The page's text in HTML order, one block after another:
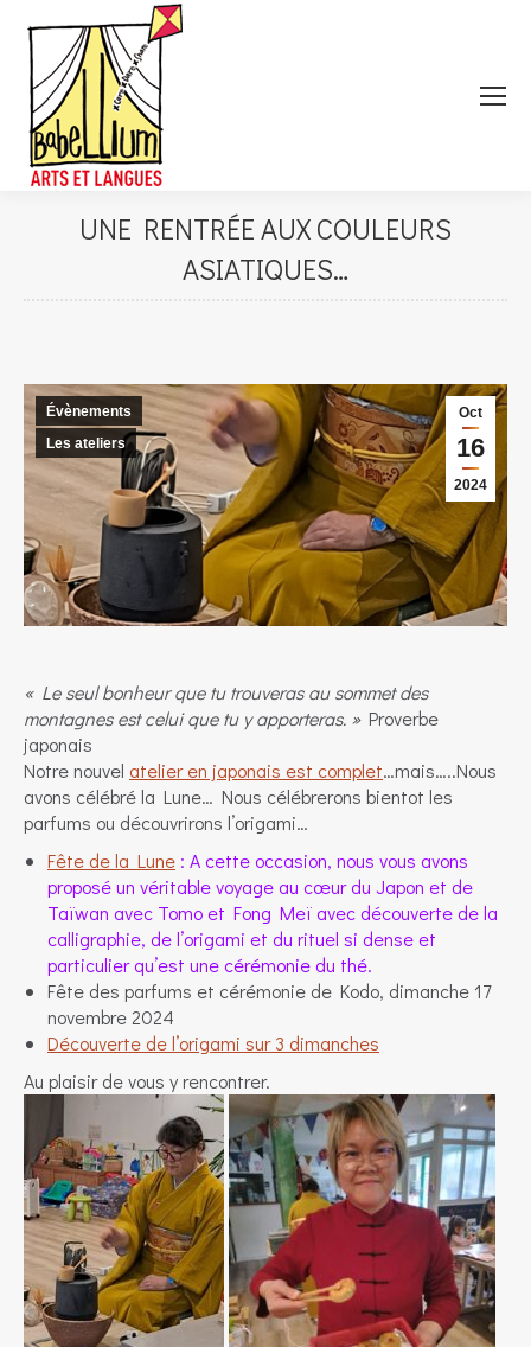
UNE RENTRÉE AUX COULEURS
ASIATIQUES…
Oct
16
2024
Évènements
Les ateliers
« Le seul bonheur que tu trouveras au sommet des
montagnes est celui que tu y apporteras. »Proverbe
japonais
Notre nouvel atelier en japonais est complet…mais…..Nous
avons célébré la Lune… Nous célébrerons bientot les
parfums ou découvrirons l’origami…
Fête de la Lune : A cette occasion, nous vous avons
proposé un véritable voyage au cœur du Japon et de
Taïwan avec Tomo et Fong Meï avec découverte de la
calligraphie, de l’origami et du rituel si dense et
particulier qu’est une cérémonie du thé.
Fête des parfums et cérémonie de Kodo, dimanche 17
novembre 2024
Découverte de l’origami sur 3 dimanches
Au plaisir de vous y rencontrer.